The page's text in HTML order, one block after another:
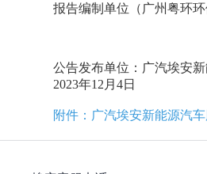
报告编制单位（广州粤环
公告发布单位：广汽埃安
2023年12月4日
附件：广汽埃安新能源汽